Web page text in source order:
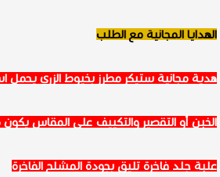
الهدايا المجانية مع الطلب
هدية مجانية ستيكر مطرز بخيوط الزري يحمل
الخبن أو التقصير والتكييف على المقاس
علبة جلد فاخرة تليق بجودة المشلح الفاخرة